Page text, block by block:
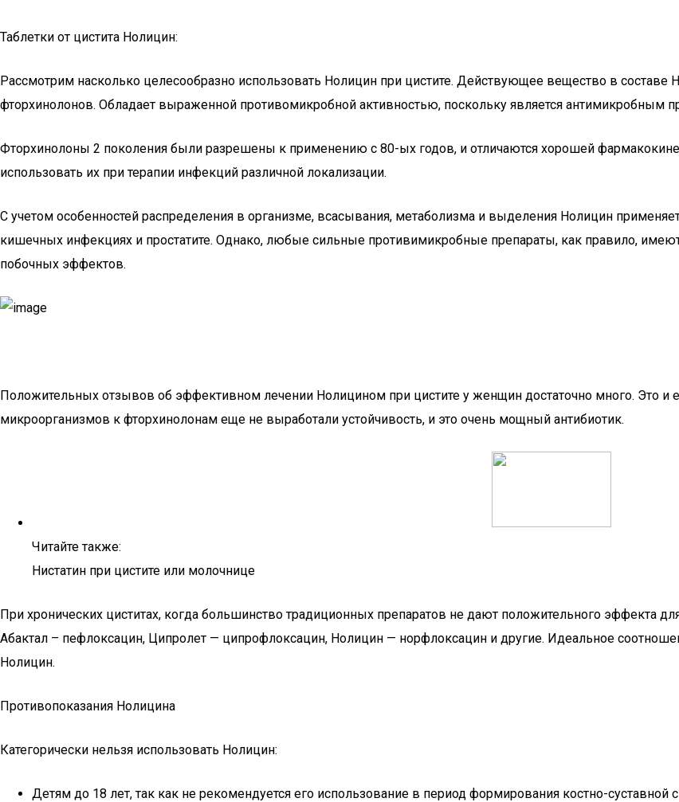
Таблетки от цистита Нолицин:
Рассмотрим насколько целесообразно использовать Нолицин при цистите. Действующее вещество в составе
фторхинолонов. Обладает выраженной противомикробной активностью, поскольку является антимикробным
Фторхинолоны 2 поколения были разрешены к применению с 80-ых годов, и отличаются хорошей
использовать их при терапии инфекций различной локализации.
С учетом особенностей распределения в организме, всасывания, метаболизма и выделения Нолицин
кишечных инфекциях и простатите. Однако, любые сильные противимикробные препараты, как правило,
побочных эффектов.
Положительных отзывов об эффективном лечении Нолицином при цистите у женщин достаточно много. Это и
микроорганизмов к фторхинолонам еще не выработали устойчивость, и это очень мощный антибиотик.
Читайте также:
Нистатин при цистите или молочнице
При хронических циститах, когда большинство традиционных препаратов не дают положительного эффекта
Абактал – пефлоксацин, Ципролет — ципрофлоксацин, Нолицин — норфлоксацин и другие. Идеальное
Нолицин.
Противопоказания Нолицина
Категорически нельзя использовать Нолицин:
Детям до 18 лет, так как не рекомендуется его использование в период формирования костно-суставной